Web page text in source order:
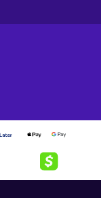
Dalej;